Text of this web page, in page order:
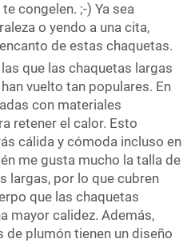
congelen. ;-) Ya sea
o yendo a una cita,
de estas chaquetas.
que las chaquetas largas
vuelto tan populares. En
con materiales
retener el calor. Esto
cálida y cómoda incluso en
me gusta mucho la talla de
largas, por lo que cubren
que las chaquetas
mayor calidez. Además,
de plumón tienen un diseño